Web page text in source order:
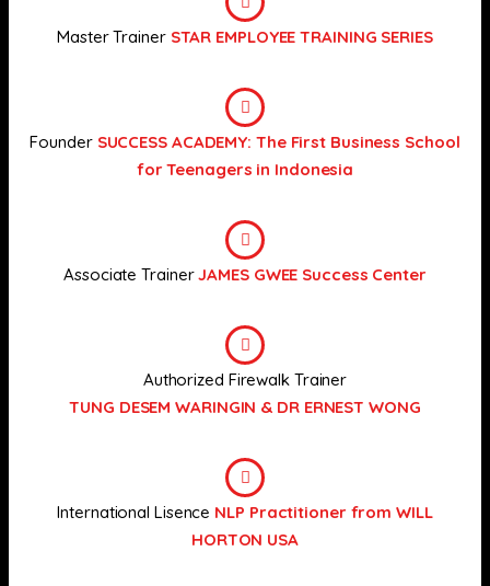
Master Trainer STAR EMPLOYEE TRAINING SERIES
Founder SUCCESS ACADEMY: The First Business School
for Teenagers in Indonesia
Associate TrainerJAMES GWEE Success Center
Authorized Firewalk Trainer
TUNG DESEM WARINGIN & DR ERNEST WONG
International Lisence NLP Practitioner from WILL
HORTON USA